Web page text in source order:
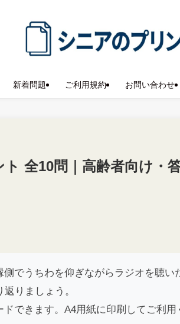
新着問題 ご利用規約 お問い合わせ
ト 全10問｜高齢者向け・
側でうちわを仰ぎながらラジオを聴
りましょう。
できます。A4用紙に印刷してご利用